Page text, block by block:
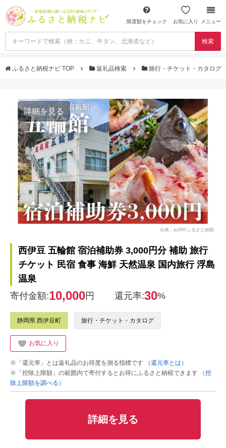
限度額をチェック お気に入り メニュー
検索
ふるさと納税ナビ TOP 返礼品検索 旅行・チケット・カタログ
詳細を見る
出典：auPAYふるさと納税
西伊豆 五輪館 宿泊補助券 3,000円分 補助 旅行
チケット 民宿 食事 海鮮 天然温泉 国内旅行 浮島
温泉
寄付金額:10,000円 還元率:30%
静岡県 西伊豆町 旅行・チケット・カタログ
お気に入り
※「還元率」とは返礼品のお得度を測る指標です
（還元率とは）
※「控除上限額」の範囲内で寄付するとお得にふるさと納税できます
（控
除上限額を調べる）
詳細を見る